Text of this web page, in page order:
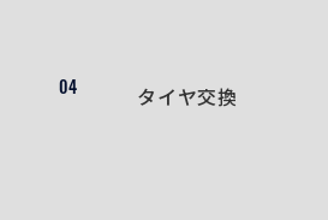
04 タイヤ交換